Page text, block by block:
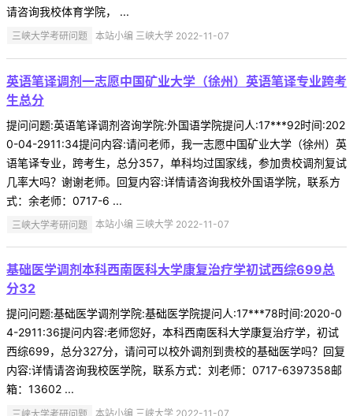
请咨询我校体育学院， ...
三峡大学考研问题 本站小编 三峡大学 2022-11-07
英语笔译调剂一志愿中国矿业大学（徐州）英语笔译专业跨考
生总分
提问问题:英语笔译调剂咨询学院:外国语学院提问人:17***92时间:202
0-04-2911:34提问内容:请问老师，我一志愿中国矿业大学（徐州）英
语笔译专业，跨考生，总分357，单科均过国家线，参加贵校调剂复试
几率大吗？谢谢老师。回复内容:详情请咨询我校外国语学院，联系方
式：余老师：0717-6 ...
三峡大学考研问题 本站小编 三峡大学 2022-11-07
基础医学调剂本科西南医科大学康复治疗学初试西综699总
分32
提问问题:基础医学调剂学院:基础医学院提问人:17***78时间:2020-0
4-2911:36提问内容:老师您好，本科西南医科大学康复治疗学，初试
西综699，总分327分，请问可以校外调剂到贵校的基础医学吗？回复
内容:详情请咨询我校医学院，联系方式：刘老师：0717-6397358邮
箱：13602 ...
三峡大学考研问题 本站小编 三峡大学 2022-11-07